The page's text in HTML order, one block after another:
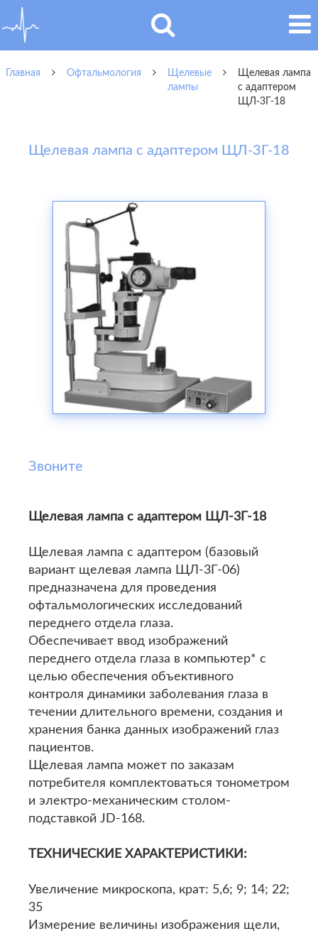
Главная Офтальмология
Щелевые
лампы
Щелевая лампа
с адаптером
ЩЛ-3Г-18
Щелевая лампа с адаптером ЩЛ-3Г-18
Звоните
Щелевая лампа с адаптером ЩЛ-3Г-18
Щелевая лампа с адаптером (базовый
вариант щелевая лампа ЩЛ-3Г-06)
предназначена для проведения
офтальмологических исследований
переднего отдела глаза.
Обеспечивает ввод изображений
переднего отдела глаза в компьютер* с
целью обеспечения объективного
контроля динамики заболевания глаза в
течении длительного времени, создания и
хранения банка данных изображений глаз
пациентов.
Щелевая лампа может по заказам
потребителя комплектоваться тонометром
и электро-механическим столом-
подставкой JD-168.
ТЕХНИЧЕСКИЕ ХАРАКТЕРИСТИКИ:
Увеличение микроскопа, крат: 5,6; 9; 14; 22;
35
Измерение величины изображения щели,